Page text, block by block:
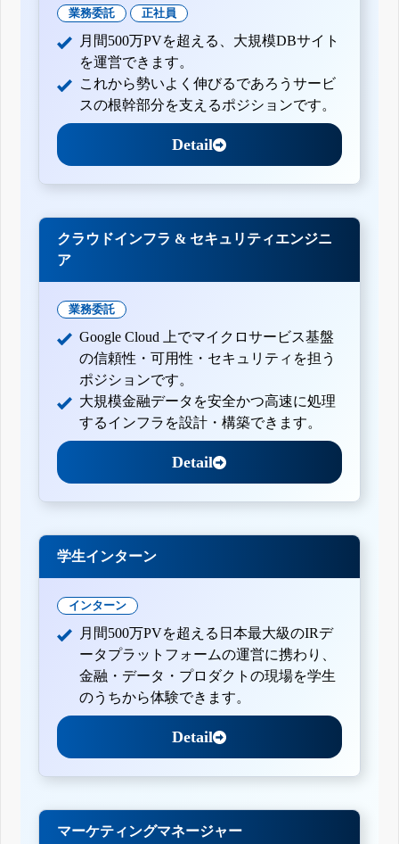
業務委託 正社員
月間500万PVを超える、大規模DBサイト
を運営できます。
これから勢いよく伸びるであろうサービ
スの根幹部分を支えるポジションです。
Detail
クラウドインフラ & セキュリティエンジニ
ア
業務委託
Google Cloud 上でマイクロサービス基盤
の信頼性・可用性・セキュリティを担う
ポジションです。
大規模金融データを安全かつ高速に処理
するインフラを設計・構築できます。
Detail
学生インターン
インターン
月間500万PVを超える日本最大級のIRデ
ータプラットフォームの運営に携わり、
金融・データ・プロダクトの現場を学生
のうちから体験できます。
Detail
マーケティングマネージャー